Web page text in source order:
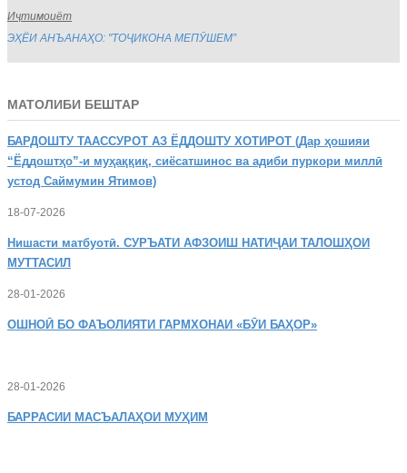
Иҷтимоиёт
ЭҲЁИ АНЪАНАҲО: "ТОҶИКОНА МЕПӮШЕМ”
МАТОЛИБИ БЕШТАР
БАРДОШТУ ТААССУРОТ АЗ ЁДДОШТУ ХОТИРОТ (Дар ҳошияи
“Ёддоштҳо”-и муҳаққиқ, сиёсатшинос ва адиби пуркори миллӣ
устод Саймумин Ятимов)
18-07-2026
Нишасти матбуотӣ. СУРЪАТИ АФЗОИШ НАТИҶАИ ТАЛОШҲОИ
МУТТАСИЛ
28-01-2026
ОШНОӢ БО ФАЪОЛИЯТИ ГАРМХОНАИ «БӮИ БАҲОР»
28-01-2026
БАРРАСИИ МАСЪАЛАҲОИ МУҲИМ